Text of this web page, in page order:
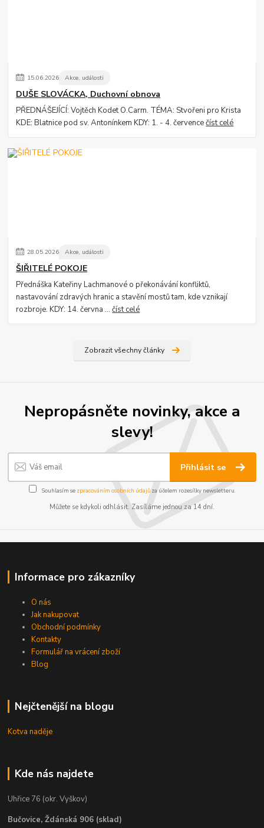
15.06.2026 Akce, události
DUŠE SLOVÁCKA, Duchovní obnova
PŘEDNÁŠEJÍCÍ: Vojtěch Kodet O.Carm. TÉMA: Stvořeni pro Krista
KDE: Blatnice pod sv. Antonínkem KDY: 1. - 4. červencečíst celé
28.05.2026 Akce, události
ŠIŘITELÉ POKOJE
Přednáška Kateřiny Lachmanové o překonávání konfliktů,
nastavování zdravých hranic a stavění mostů tam, kde vznikají
rozbroje. KDY: 14. června ...číst celé
Zobrazit všechny články
Nepropásněte novinky, akce a
slevy!
Přihlásit se
Souhlasím se zpracováním osobních údajůza účelem rozesílky newsletteru.
Můžete se kdykoli odhlásit. Zasíláme jednou za 14 dní.
Informace pro zákazníky
O nás
Jak nakupovat
Obchodní podmínky
Kontakty
Formulář na vrácení zboží
Blog
Nejčtenější na blogu
Kotva naděje
Kde nás najdete
Uhřice 76 (okr. Vyškov)
Bučovice, Ždánská 906 (sklad)